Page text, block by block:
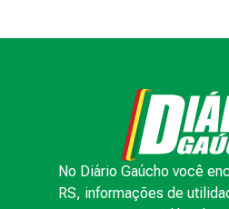
No Diário Gaúcho você
RS, informações de